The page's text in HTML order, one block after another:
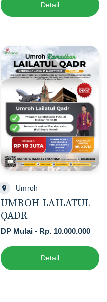
Detail
Umroh
UMROH LAILATUL
QADR
DP Mulai - Rp. 10.000.000
Detail